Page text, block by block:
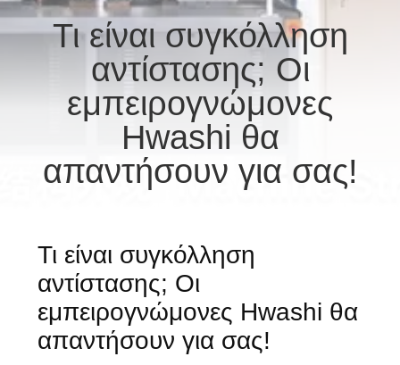
ΜΑΣ
ΕΠΑΦΉ
ΠΕΡΙΠΤΏΣΕΙΣ
ΙΣΤΟΛΌΓΙΟ
Τι είναι συγκόλληση
αντίστασης; Οι
εμπειρογνώμονες
Hwashi θα
απαντήσουν για σας!
Τι είναι συγκόλληση
αντίστασης; Οι
εμπειρογνώμονες Hwashi θα
απαντήσουν για σας!